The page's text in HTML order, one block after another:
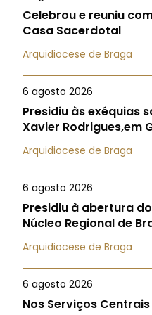
Celebrou e reuniu
Casa Sacerdotal
Arquidiocese de Braga
6 agosto 2026
Presidiu às exéquias
Xavier Rodrigues,em
Arquidiocese de Braga
6 agosto 2026
Presidiu à abertura
Núcleo Regional de
Arquidiocese de Braga
6 agosto 2026
Nos Serviços Centrais